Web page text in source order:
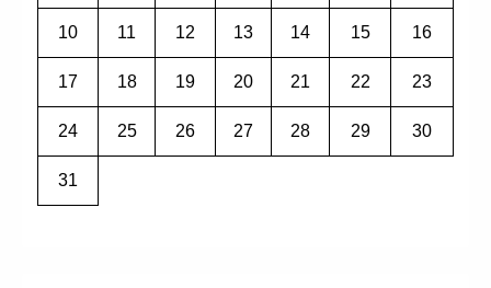
10 11 12 13 14 15 16
17 18 19 20 21 22 23
24 25 26 27 28 29 30
31